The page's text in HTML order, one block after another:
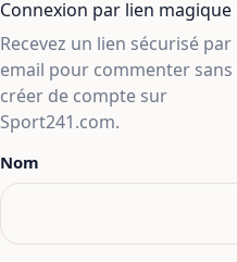
Connexion par lien magique
Recevez un lien sécurisé par
email pour commenter sans
créer de compte sur
Sport241.com.
Nom